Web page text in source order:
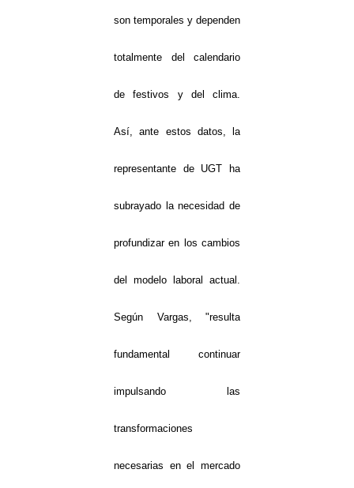
son temporales y dependen
totalmente del calendario
de festivos y del clima.
Así, ante estos datos, la
representante de UGT ha
subrayado la necesidad de
profundizar en los cambios
del modelo laboral actual.
Según Vargas, "resulta
fundamental continuar
impulsando las
transformaciones
necesarias en el mercado